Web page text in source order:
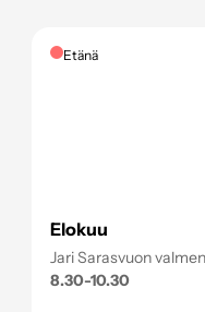
Etänä
Elokuu
Jari Sarasvuon
8.30-10.30